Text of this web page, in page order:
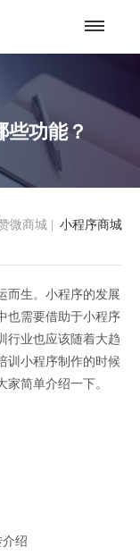
些功能？
小程序商城
微商城
而生。小程序的发展
也需要借助于小程序
行业也应该随着大趋
训小程序制作的时候
简单介绍一下。
绍